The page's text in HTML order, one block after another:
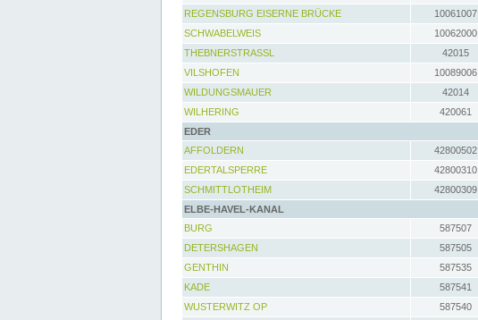
REGENSBURG EISERNE BRÜCKE
10061007
SCHWABELWEIS
10062000
THEBNERSTRASSL
42015
VILSHOFEN
10089006
WILDUNGSMAUER
42014
WILHERING
420061
EDER
AFFOLDERN
42800502
EDERTALSPERRE
42800310
SCHMITTLOTHEIM
42800309
ELBE-HAVEL-KANAL
BURG
587507
DETERSHAGEN
587505
GENTHIN
587535
KADE
587541
WUSTERWITZ OP
587540